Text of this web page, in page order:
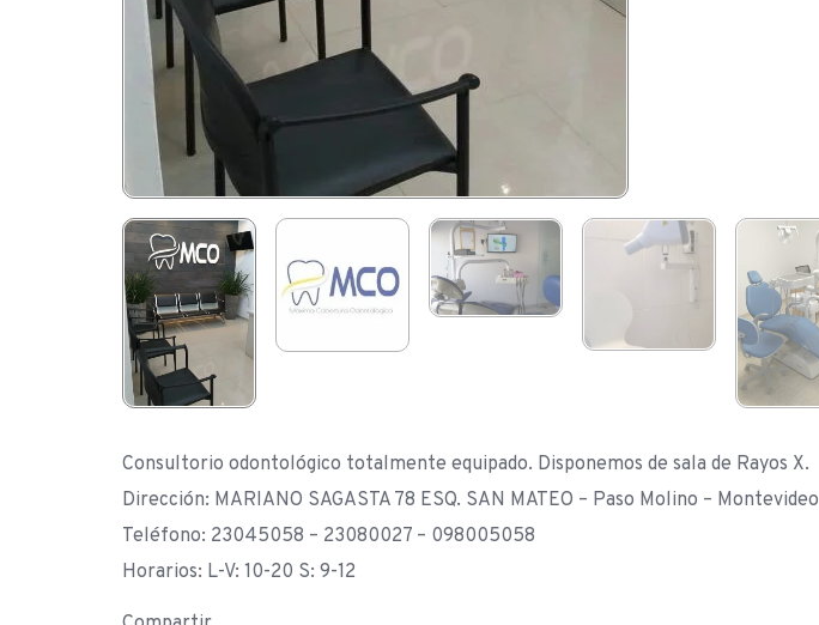
Consultorio odontológico totalmente equipado. Disponemos de sala de Rayos X.
Dirección: MARIANO SAGASTA 78 ESQ. SAN MATEO – Paso Molino – Montevideo
Teléfono: 23045058 – 23080027 – 098005058
Horarios: L-V: 10-20 S: 9-12